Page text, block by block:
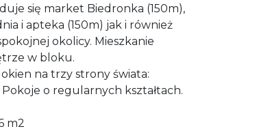
się market Biedronka (150m),
i apteka (150m) jak i również
okolicy. Mieszkanie
w bloku.
na trzy strony świata:
o regularnych kształtach.
m2